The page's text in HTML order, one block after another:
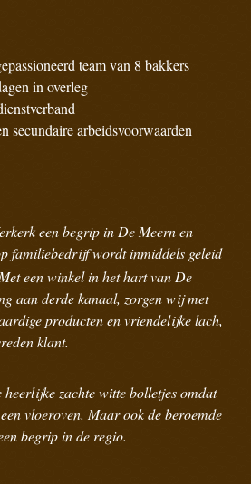
team van 8 bakkers
in overleg
secundaire arbeidsvoorwaarden
een begrip in De Meern en
familiebedrijf wordt inmiddels geleid
een winkel in het hart van De
aan derde kanaal, zorgen wij met
producten en vriendelijke lach,
klant.
heerlijke zachte witte bolletjes omdat
vloeroven. Maar ook de beroemde
begrip in de regio.